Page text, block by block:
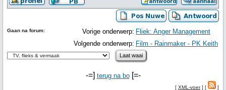
Vorige onderwerp: Fliek: Anger Management
Volgende onderwerp: Film - Rainmaker - PK Keith
Gaan na forum:
-=] terug na bo[=-
[ XML-voer] [ ]